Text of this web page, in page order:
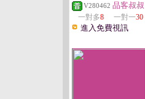
V280462 品客叔叔
一對多8 一對一30
進入免費視訊